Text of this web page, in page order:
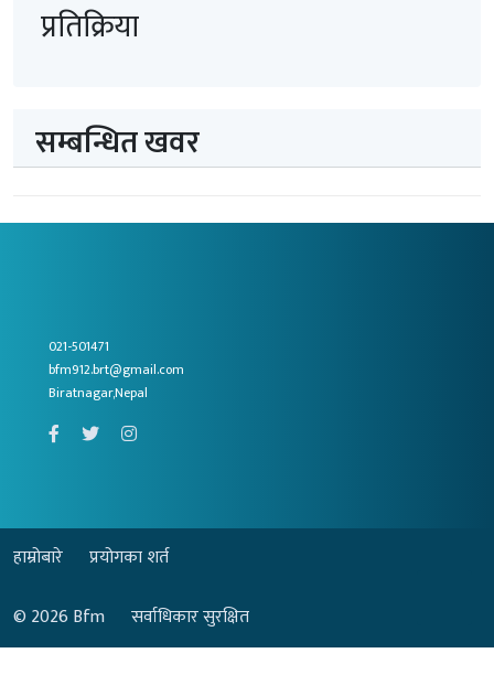
प्रतिक्रिया
सम्बन्धित खवर
021-501471
bfm912.brt@gmail.com
Biratnagar,Nepal
हाम्रोबारे
प्रयोगका शर्त
© 2026Bfm सर्वाधिकार सुरक्षित